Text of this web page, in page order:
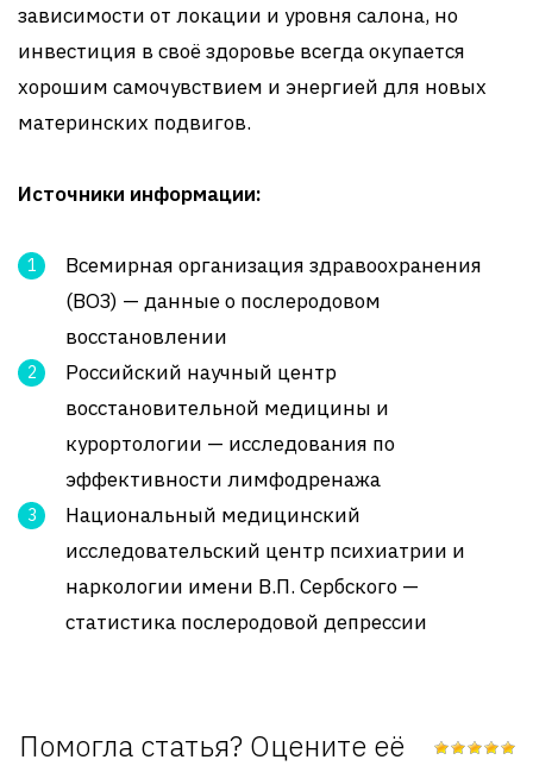
зависимости от локации и уровня салона, но
инвестиция в своё здоровье всегда окупается
хорошим самочувствием и энергией для новых
материнских подвигов.
Источники информации:
Всемирная организация здравоохранения
(ВОЗ) — данные о послеродовом
восстановлении
Российский научный центр
восстановительной медицины и
курортологии — исследования по
эффективности лимфодренажа
Национальный медицинский
исследовательский центр психиатрии и
наркологии имени В.П. Сербского —
статистика послеродовой депрессии
Помогла статья? Оцените её